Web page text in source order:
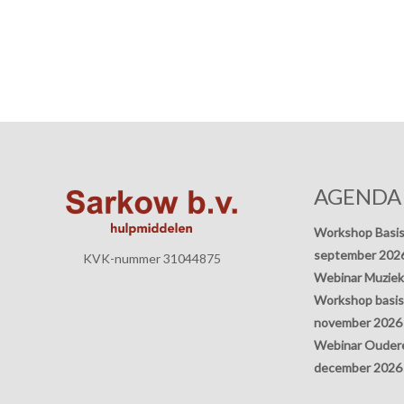
KVK-nummer 31044875
AGENDA
Workshop
september
Webinar
Workshop
november 2026
Webinar
december 2026